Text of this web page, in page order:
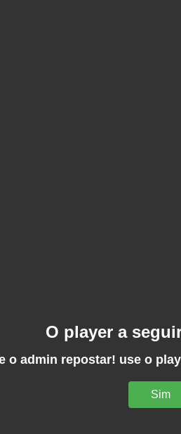
O player a
o admin repostar! use o
Sim